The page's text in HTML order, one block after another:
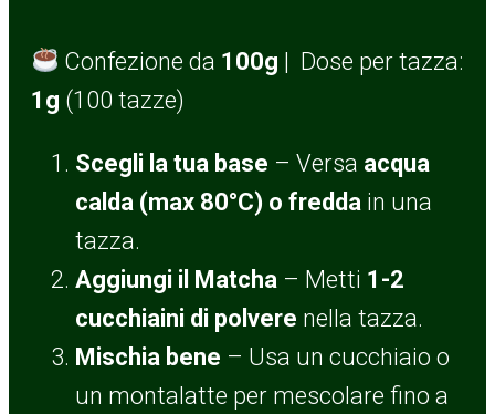
Confezione da 100g | Dose per tazza:
1g (100 tazze)
Scegli la tua base – Versa acqua
calda (max 80°C) o fredda in una
tazza.
Aggiungi il Matcha – Metti 1-2
cucchiaini di polvere nella tazza.
Mischia bene – Usa un cucchiaio o
un montalatte per mescolare fino a